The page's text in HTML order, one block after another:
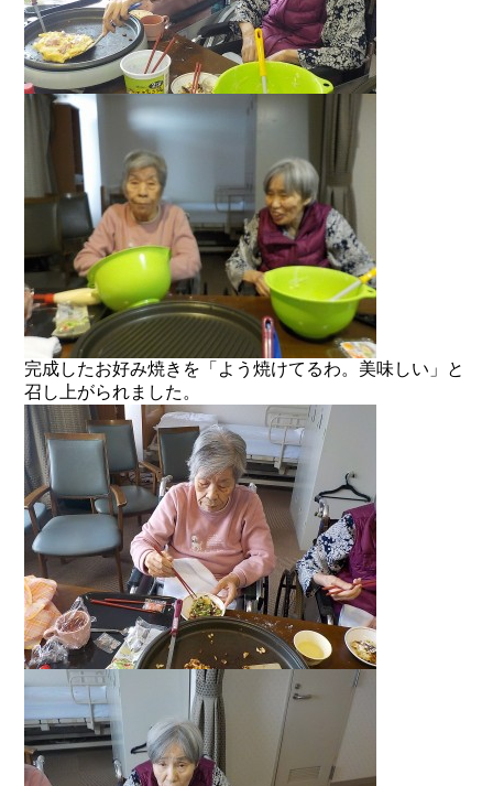
完成したお好み焼きを「よう焼けてるわ。美味しい」と
召し上がられました。